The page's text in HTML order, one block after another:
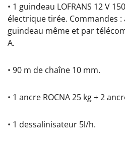
• 1 guindeau LOFRANS 12 V
électrique tirée. Commandes
guindeau même et par
A.
• 90 m de chaîne 10 mm.
• 1 ancre ROCNA 25 kg + 2
• 1 dessalinisateur 5l/h.